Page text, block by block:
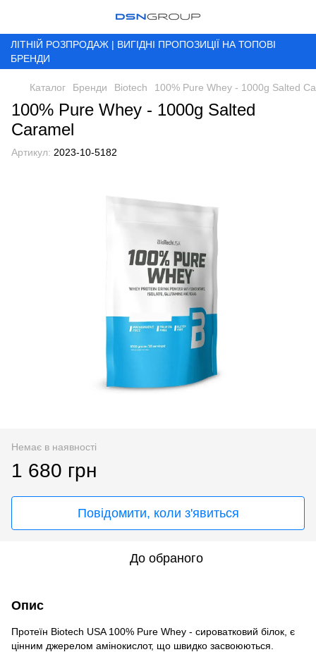
ЛІТНІЙ РОЗПРОДАЖ | ВИГІДНІ ПРОПОЗИЦІЇ НА ТОПОВІ
БРЕНДИ
Каталог Бренди Biotech 100% Pure Whey - 1000g Salted
100% Pure Whey - 1000g Salted
Caramel
Артикул: 2023-10-5182
Немає в наявності
1 680 грн
Повідомити, коли з'явиться
До обраного
Опис
Протеїн Biotech USA 100% Pure Whey - сироватковий білок, є
цінним джерелом амінокислот, що швидко засвоюються.